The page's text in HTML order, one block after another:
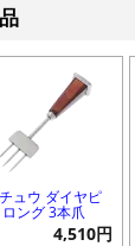
ュウ ダイヤピ
ロング 3本爪
4,510円